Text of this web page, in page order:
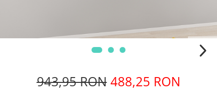
943,95 RON 488,25 RON